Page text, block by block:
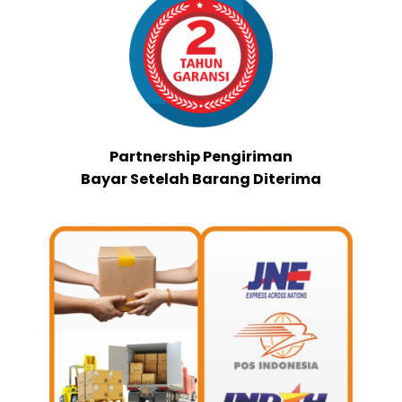
Partnership Pengiriman
Bayar Setelah Barang Diterima